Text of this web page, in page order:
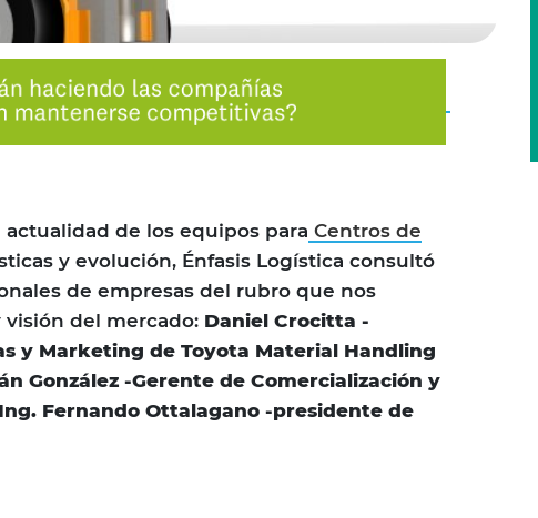
actualidad de los equipos para Centros de
y evolución, Énfasis Logística consultó
de empresas del rubro que nos
del mercado: Daniel Crocitta -
y Marketing de Toyota Material Handling
González -Gerente de Comercialización y
Fernando Ottalagano -presidente de